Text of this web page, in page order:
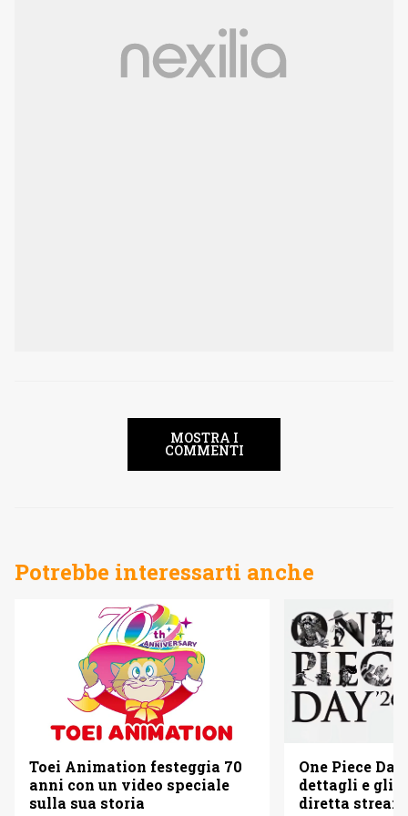
MOSTRA I
COMMENTI
Potrebbe interessarti anche
Toei Animation festeggia 70
anni con un video speciale
sulla sua storia
One Piece
dettagli e gli
diretta